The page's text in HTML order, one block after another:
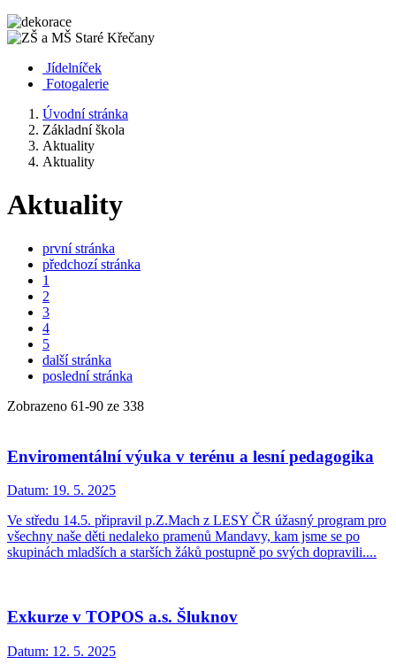
Jídelníček
Fotogalerie
Úvodní stránka
Základní škola
Aktuality
Aktuality
Aktuality
první stránka
předchozí stránka
1
2
3
4
5
další stránka
poslední stránka
Zobrazeno 61-90 ze 338
Enviromentální výuka v terénu a lesní pedagogika
Datum: 19. 5. 2025
Ve středu 14.5. připravil p.Z.Mach z LESY ČR úžasný program pro
všechny naše děti nedaleko pramenů Mandavy, kam jsme se po
skupinách mladších a starších žáků postupně po svých dopravili....
Exkurze v TOPOS a.s. Šluknov
Datum: 12. 5. 2025